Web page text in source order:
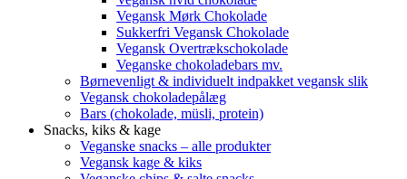
Vegansk Mørk Chokolade
Sukkerfri Vegansk Chokolade
Vegansk Overtrækschokolade
Veganske chokoladebars mv.
Børnevenligt & individuelt indpakket vegansk slik
Vegansk chokoladepålæg
Bars (chokolade, müsli, protein)
Snacks, kiks & kage
Veganske snacks – alle produkter
Vegansk kage & kiks